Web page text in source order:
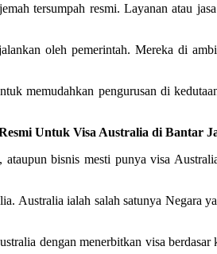
tersumpah resmi. Layanan atau
oleh pemerintah. Mereka di
memudahkan pengurusan di
Untuk Visa Australia di Bantar
bisnis mesti punya visa
Australia ialah salah satunya Negara
dengan menerbitkan visa